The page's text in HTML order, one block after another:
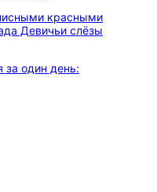
красными
Девичьи слёзы